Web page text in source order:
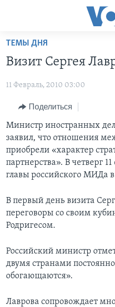
Перейти
основной
Перейти
навигации
Перейти
поиск
АМЕРИКА
НОВОСТИ ЗА МИНУТУ
ИТОГИ
ПОЧЕМУ ЭТО ВАЖНО?
ДИСКУССИЯ VOA
ДЕТАЛИ
НЬЮ-ЙОРК NEW YORK
АМЕРИКА. БОЛЬШОЕ
ПРОЕКТЫ
УЧИМ АНГЛИЙСКИЙ
НАША АМЕРИКАНСКАЯ
А КАК В АМЕРИКЕ?
АРТЕФАКТЫ
АМЕРИКАНСКИЕ ГОРОДКИ
ТЕСТЫ
ЭКСПЕРТИЗА
ИНТЕРВЬЮ
ФАКТЫ ПРОТИВ ФЕЙКОВ
ЗА СВОБОДУ ПРЕССЫ
УЧИМ АНГЛИЙСКИЙ
ВИДЕО
ПОДПИСКА НА НОВОСТИ
СОЦИАЛЬНЫЕ СЕТИ
ТЕМЫ ДНЯ
Визит Сергея
11 Февраль, 2010 03:00
Поделиться
Министр иностранных
заявил, что отношения
приобрели «характер
партнерства». В четверг
главы российского МИДа в
В первый день визита
переговоры со своим
Родригесом.
Российский министр
двумя странами
обогающаются».
Лаврова сопровождает